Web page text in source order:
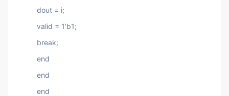
dout = i;
valid = 1'b1;
break;
end
end
end